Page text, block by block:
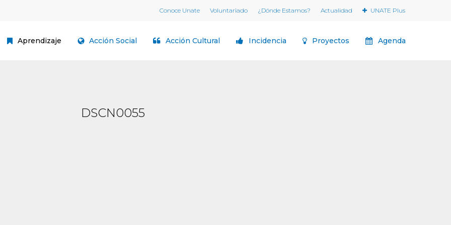
Conoce Unate Voluntariado ¿Dónde Estamos? Actualidad UNATE Plus
Aprendizaje Acción Social Acción Cultural Incidencia Proyectos Agenda
DSCN0055